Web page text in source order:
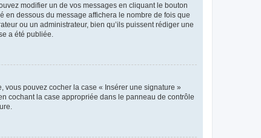
modifier un de vos messages en cliquant le bouton
en dessous du message affichera le nombre de fois que
ou un administrateur, bien qu’ils puissent rédiger une
a été publiée.
vous pouvez cocher la case « Insérer une signature »
cochant la case appropriée dans le panneau de contrôle